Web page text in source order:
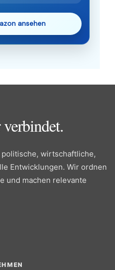
ansehen
wirtschaftliche,
Entwicklungen. Wir ordnen
und machen relevante